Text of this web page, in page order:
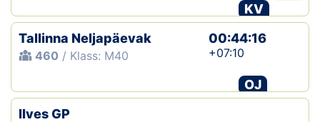
OTSI
KV
Tallinna Neljapäevak
460 / Klass: M40
00:44:16
+07:10
OJ
Ilves GP